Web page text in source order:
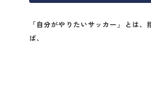
「自分がやりたいサッカー」とは
ば、